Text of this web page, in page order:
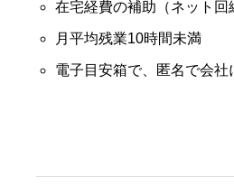
在宅経費の補助（ネット回
月平均残業10時間未満
電子目安箱で、匿名で会